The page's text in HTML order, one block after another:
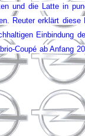
und die Latte in
Reuter erklärt
Coupé ab Anfang